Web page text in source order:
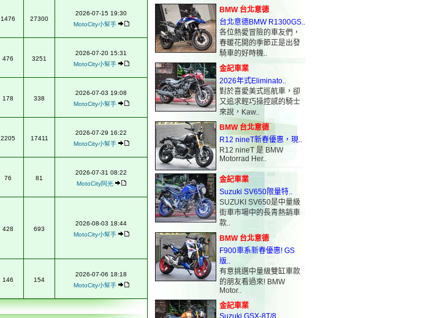
1476 27300
2026-07-15 19:30
MotoCity小幫手
476 3251
2026-07-20 15:31
MotoCity小幫手
178 338
2026-07-03 19:08
MotoCity小幫手
2205 17411
2026-07-29 16:22
MotoCity小幫手
76 81
2026-07-31 08:22
MotoCity阿光
428 693
2026-08-03 18:44
MotoCity小幫手
146 154
2026-07-06 18:18
MotoCity小幫手